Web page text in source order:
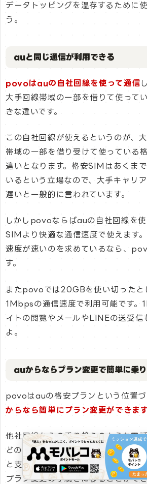
データトッピングを温存するために
う。
auと同じ通信が利用できる
povoはauの自社回線を使って通信
大手回線帯域の一部を借りて使って
きな違いです。
この自社回線が使えるというのが、
帯域の一部を借り受けて使っている
違いとなります。格安SIMはあくま
いるという立場なので、大手キャリ
遅いと一般的に言われています。
しかしpovoならばauの自社回線を
SIMより快適な通信速度で使えます
速度が速いのを求めているなら、
す。
またpovoでは20GBを使い切ったと
1Mbpsの通信速度で利用可能です
イトの閲覧やメールやLINEの送受信
よ。
auからならプラン変更で簡単に乗
povoはauの格安プランという位置づ
からなら簡単にプラン変更ができます
他社回線からの乗り換えのような電
どの操作が必要なく、現在のau契約
と支払い用のクレジットカード情報
プラン変更の手続きに移ることがで